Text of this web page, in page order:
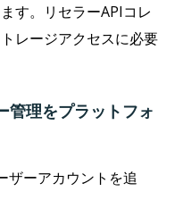
す。リセラーAPIコレ
レージアクセスに必要
管理をプラットフォ
ザーアカウントを追